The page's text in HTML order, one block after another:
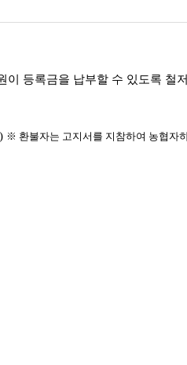
등록금을 납부할 수 있도록 철
※ 환불자는 고지서를 지참하여 농협자